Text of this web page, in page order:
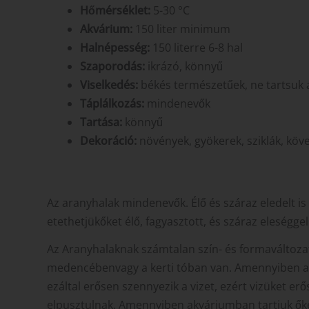
Hőmérséklet: 5-30 °C
Akvárium: 150 liter minimum
Halnépesség: 150 literre 6-8 hal
Szaporodás: ikrázó, könnyű
Viselkedés: békés természetűek, ne
Táplálkozás: mindenevők
Tartása: könnyű
Dekoráció: növények, gyökerek, sziklák,
Az aranyhalak mindenevők. Élő és száraz eledelt
etethetjükőket élő, fagyasztott, és száraz
Az Aranyhalaknak számtalan szín- és
medencébenvagy a kerti tóban van.
ezáltal erősen szennyezik a vizet, ezért vizüket
elpusztulnak. Amennyiben akváriumban tartjuk